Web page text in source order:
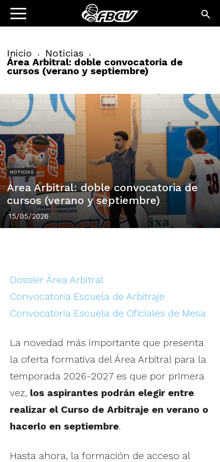
Inicio Noticias
Área Arbitral: doble convocatoria de
cursos (verano y septiembre)
NOTICIAS
Área Arbitral: doble convocatoria de
cursos (verano y septiembre)
15/05/2026
Dossier Área Arbitral
Convocatoria Escuela de Arbitraje
Convocatoria Escuela de Oficiales de Mesa
La novedad más importante que presenta
la oferta formativa del Área Arbitral para la
temporada 2026-2027 es que por primera
vez, los aspirantes podrán elegir entre
realizar el Curso de Arbitraje en verano o
hacerlo en septiembre.
Hasta ahora, la formación de acceso al